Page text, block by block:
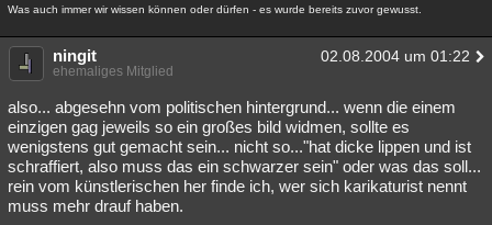
Was auch immer wir wissen können oder dürfen - es wurde bereits zuvor gewusst.
ningit 02.08.2004 um 01:22
ehemaliges Mitglied
also... abgesehn vom politischen hintergrund... wenn die einem
einzigen gag jeweils so ein großes bild widmen, sollte es
wenigstens gut gemacht sein... nicht so..."hat dicke lippen und ist
schraffiert, also muss das ein schwarzer sein" oder was das soll...
rein vom künstlerischen her finde ich, wer sich karikaturist nennt
muss mehr drauf haben.